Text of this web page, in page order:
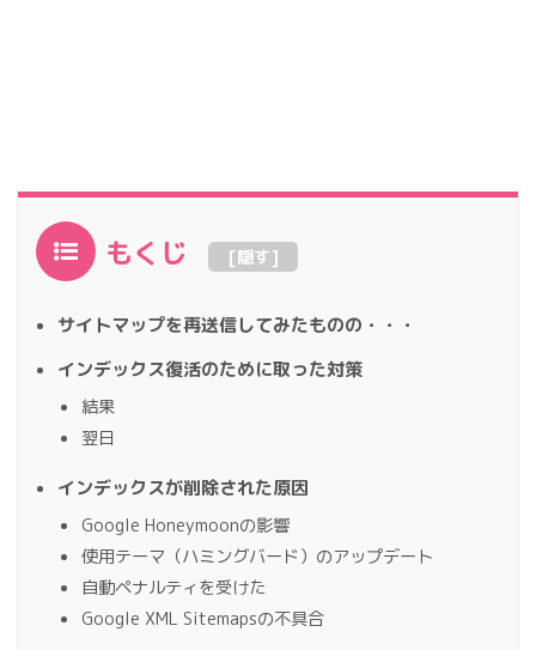
もくじ [隠す]
サイトマップを再送信してみたものの・・・
インデックス復活のために取った対策
結果
翌日
インデックスが削除された原因
Google Honeymoonの影響
使用テーマ（ハミングバード）のアップデート
自動ペナルティを受けた
Google XML Sitemapsの不具合